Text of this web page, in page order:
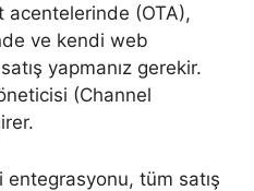
acentelerinde (OTA),
ve kendi web
yapmanız gerekir.
(Channel
tüm satış